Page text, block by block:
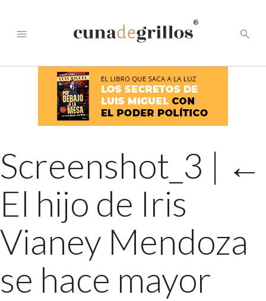
menu
®
search
Screenshot_3 | ←
El hijo de Iris
Vianey Mendoza
se hace mayor